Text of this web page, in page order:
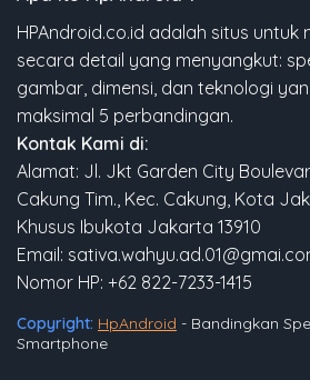
HPAndroid.co.id adalah situs untuk
secara detail yang menyangkut:
gambar, dimensi, dan teknologi
maksimal 5 perbandingan.
Kontak Kami di:
Alamat: Jl. Jkt Garden City
Cakung Tim., Kec. Cakung, Kota
Khusus Ibukota Jakarta 13910
Email:
Nomor HP: +62 822-7233-1415
Copyright: HpAndroid - Bandingkan
Smartphone